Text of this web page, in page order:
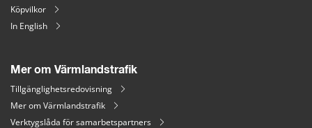
Köpvilkor
In English
Mer om Värmlandstrafik
Tillgänglighetsredovisning
Mer om Värmlandstrafik
Verktygslåda för samarbetspartners